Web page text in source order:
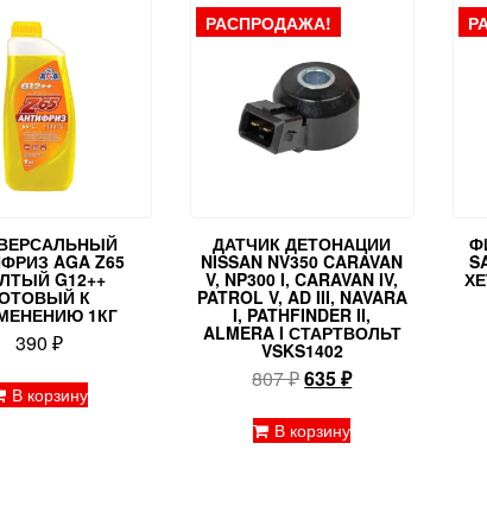
AGA Z65
G12++
К
1КГ
390₽
В корзину
РАСПРОДАЖА!
ДАТЧИК ДЕТОНАЦИИ
NISSAN NV350 CARAVAN
V, NP300 I, CARAVAN IV,
PATROL V, AD III, NAVARA
I, PATHFINDER II,
ALMERA I СТАРТВОЛЬТ
VSKS1402
807₽Первоначальная
составляла
635₽Текущая
В корзину